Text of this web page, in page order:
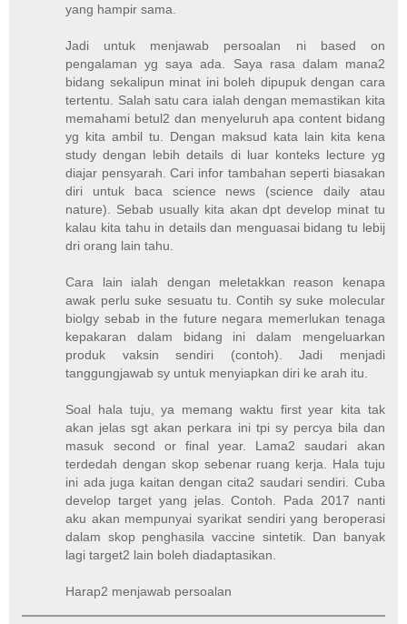
yang hampir sama.
Jadi untuk menjawab persoalan ni based on
pengalaman yg saya ada. Saya rasa dalam mana2
bidang sekalipun minat ini boleh dipupuk dengan cara
tertentu. Salah satu cara ialah dengan memastikan kita
memahami betul2 dan menyeluruh apa content bidang
yg kita ambil tu. Dengan maksud kata lain kita kena
study dengan lebih details di luar konteks lecture yg
diajar pensyarah. Cari infor tambahan seperti biasakan
diri untuk baca science news (science daily atau
nature). Sebab usually kita akan dpt develop minat tu
kalau kita tahu in details dan menguasai bidang tu lebij
dri orang lain tahu.
Cara lain ialah dengan meletakkan reason kenapa
awak perlu suke sesuatu tu. Contih sy suke molecular
biolgy sebab in the future negara memerlukan tenaga
kepakaran dalam bidang ini dalam mengeluarkan
produk vaksin sendiri (contoh). Jadi menjadi
tanggungjawab sy untuk menyiapkan diri ke arah itu.
Soal hala tuju, ya memang waktu first year kita tak
akan jelas sgt akan perkara ini tpi sy percya bila dan
masuk second or final year. Lama2 saudari akan
terdedah dengan skop sebenar ruang kerja. Hala tuju
ini ada juga kaitan dengan cita2 saudari sendiri. Cuba
develop target yang jelas. Contoh. Pada 2017 nanti
aku akan mempunyai syarikat sendiri yang beroperasi
dalam skop penghasila vaccine sintetik. Dan banyak
lagi target2 lain boleh diadaptasikan.
Harap2 menjawab persoalan